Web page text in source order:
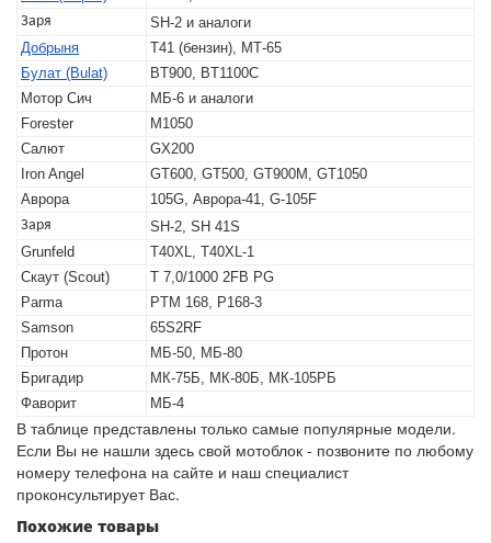
Заря
SH-2 и аналоги
Добрыня
Т41 (бензин), МТ-65
Булат (Bulat)
BT900, BT1100C
Мотор Сич
МБ-6 и аналоги
Forester
M1050
Салют
GX200
Iron Angel
GT600, GT500, GT900M, GT1050
Аврора
105G, Аврора-41, G-105F
Заря
SH-2, SH 41S
Grunfeld
T40XL, T40XL-1
Скаут (Scout)
T 7,0/1000 2FB PG
Parma
PTM 168, P168-3
Samson
65S2RF
Протон
МБ-50, МБ-80
Бригадир
МК-75Б, МК-80Б, МК-105РБ
Фаворит
МБ-4
В таблице представлены только самые популярные модели.
Если Вы не нашли здесь свой мотоблок - позвоните по любому
номеру телефона на сайте и наш специалист
проконсультирует Вас.
Похожие товары